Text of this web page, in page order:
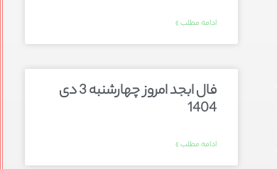
ادامه مطلب »
فال ابجد امروز چهارشنبه 3 دی
1404
ادامه مطلب »